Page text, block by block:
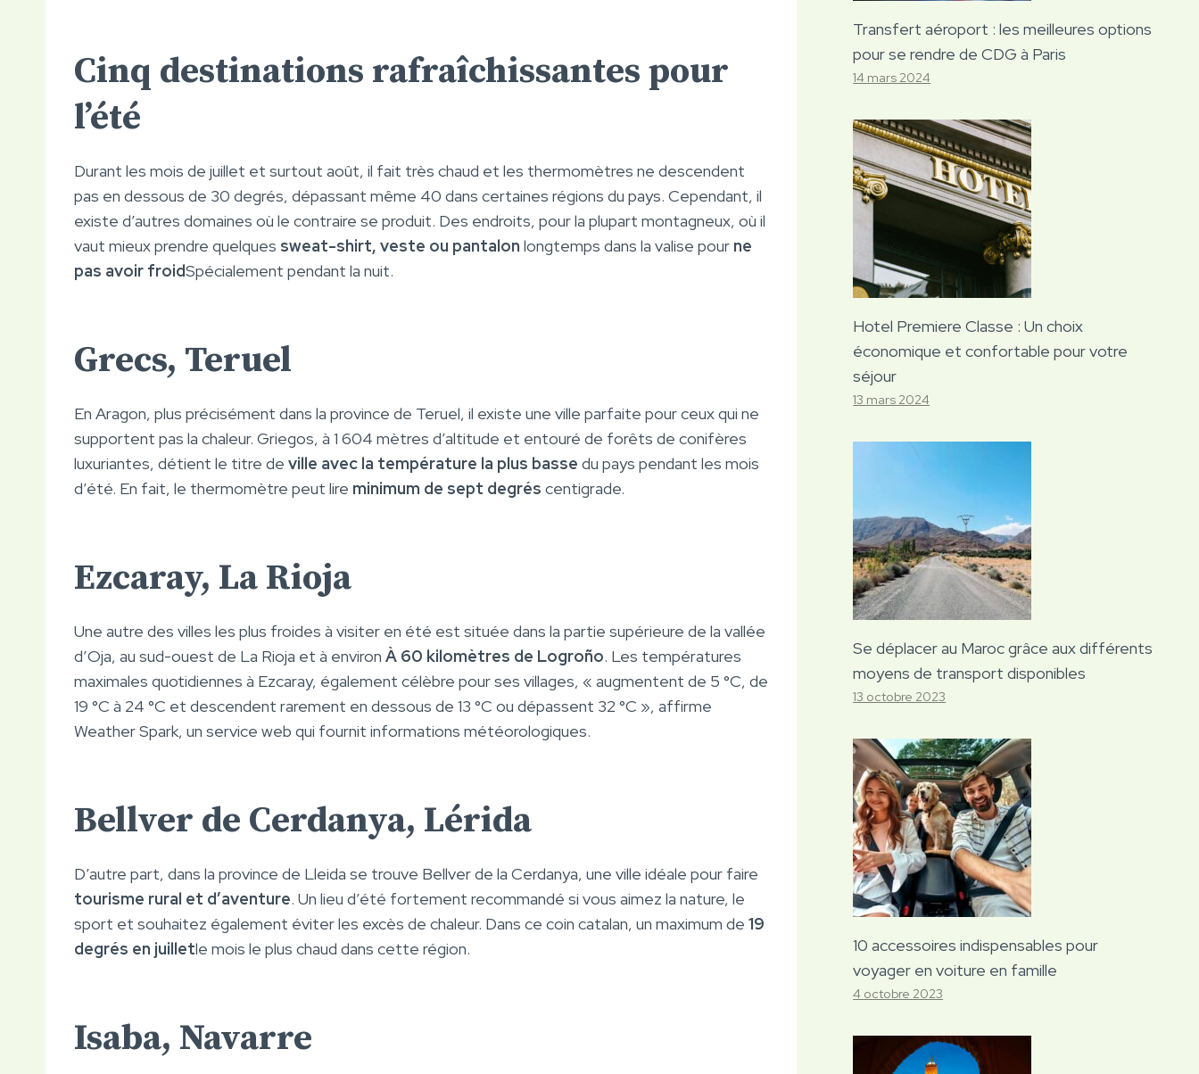
Cinq destinations rafraîchissantes pour
l’été
Durant les mois de juillet et surtout août, il fait très chaud et les thermomètres ne descendent
pas en dessous de 30 degrés, dépassant même 40 dans certaines régions du pays. Cependant, il
existe d’autres domaines où le contraire se produit. Des endroits, pour la plupart montagneux, où il
vaut mieux prendre quelques sweat-shirt, veste ou pantalon longtemps dans la valise pour ne
pas avoir froidSpécialement pendant la nuit.
Grecs, Teruel
En Aragon, plus précisément dans la province de Teruel, il existe une ville parfaite pour ceux qui ne
supportent pas la chaleur. Griegos, à 1 604 mètres d’altitude et entouré de forêts de conifères
luxuriantes, détient le titre de ville avec la température la plus basse du pays pendant les mois
d’été. En fait, le thermomètre peut lire minimum de sept degrés centigrade.
Ezcaray, La Rioja
Une autre des villes les plus froides à visiter en été est située dans la partie supérieure de la vallée
d’Oja, au sud-ouest de La Rioja et à environ À 60 kilomètres de Logroño. Les températures
maximales quotidiennes à Ezcaray, également célèbre pour ses villages, « augmentent de 5 °C, de
19 °C à 24 °C et descendent rarement en dessous de 13 °C ou dépassent 32 °C », affirme
Weather Spark, un service web qui fournit informations météorologiques.
Bellver de Cerdanya, Lérida
D’autre part, dans la province de Lleida se trouve Bellver de la Cerdanya, une ville idéale pour faire
tourisme rural et d’aventure. Un lieu d’été fortement recommandé si vous aimez la nature, le
sport et souhaitez également éviter les excès de chaleur. Dans ce coin catalan, un maximum de 19
degrés en juilletle mois le plus chaud dans cette région.
Isaba, Navarre
Transfert aéroport : les meilleures options
pour se rendre de CDG à Paris
14 mars 2024
Hotel Premiere Classe : Un choix
économique et confortable pour votre
séjour
13 mars 2024
Se déplacer au Maroc grâce aux différents
moyens de transport disponibles
13 octobre 2023
10 accessoires indispensables pour
voyager en voiture en famille
4 octobre 2023